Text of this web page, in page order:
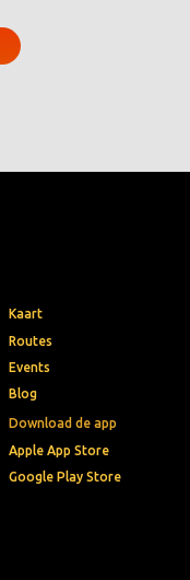
Download de app
Apple App Store
Google Play Store
Kaart
Routes
Events
Blog